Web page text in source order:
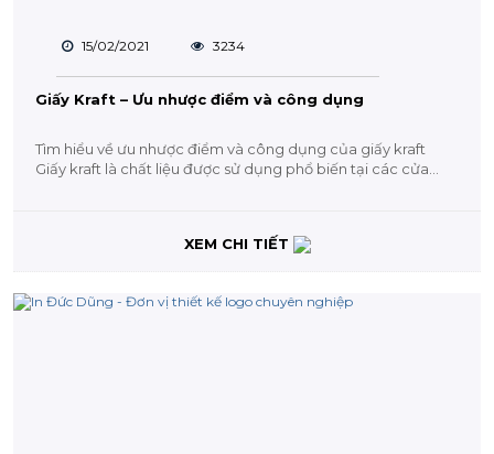
15/02/2021 3234
Giấy Kraft – Ưu nhược điểm và công dụng
Tìm hiểu về ưu nhược điểm và công dụng của giấy kraft
Giấy kraft là chất liệu được sử dụng phổ biến tại các cửa...
XEM CHI TIẾT